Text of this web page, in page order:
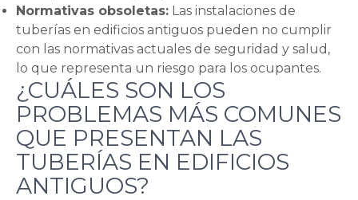
Normativas obsoletas: Las instalaciones de
tuberías en edificios antiguos pueden no cumplir
con las normativas actuales de seguridad y salud,
lo que representa un riesgo para los ocupantes.
¿CUÁLES SON LOS
PROBLEMAS MÁS COMUNES
QUE PRESENTAN LAS
TUBERÍAS EN EDIFICIOS
ANTIGUOS?